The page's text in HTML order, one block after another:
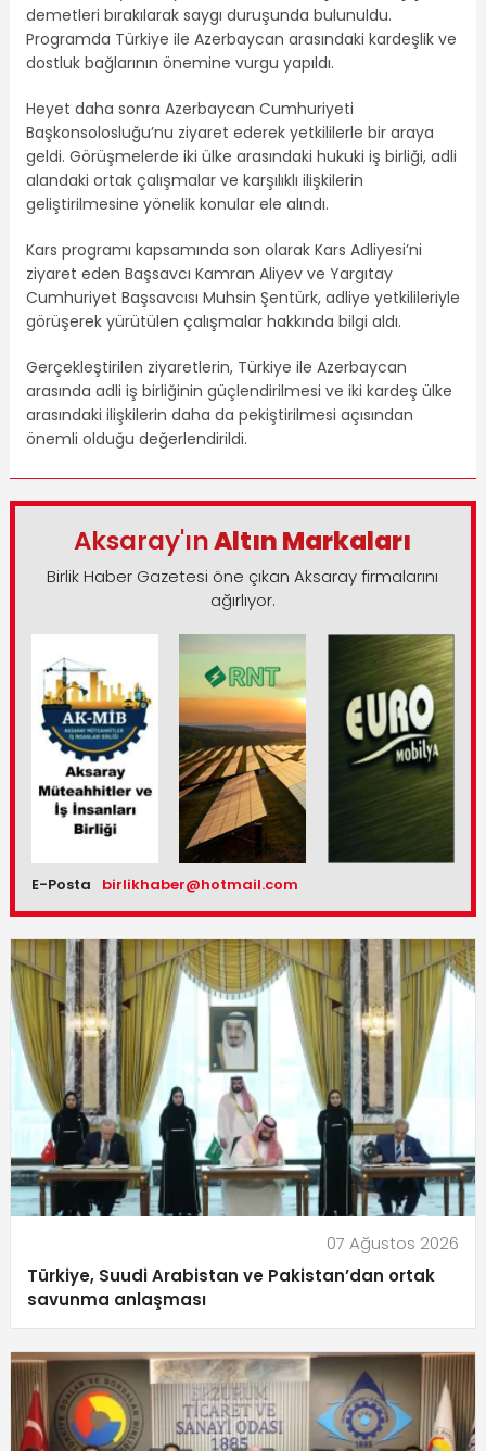
demetleri bırakılarak saygı duruşunda bulunuldu.
Programda Türkiye ile Azerbaycan arasındaki kardeşlik ve
dostluk bağlarının önemine vurgu yapıldı.
Heyet daha sonra Azerbaycan Cumhuriyeti
Başkonsolosluğu’nu ziyaret ederek yetkililerle bir araya
geldi. Görüşmelerde iki ülke arasındaki hukuki iş birliği, adli
alandaki ortak çalışmalar ve karşılıklı ilişkilerin
geliştirilmesine yönelik konular ele alındı.
Kars programı kapsamında son olarak Kars Adliyesi’ni
ziyaret eden Başsavcı Kamran Aliyev ve Yargıtay
Cumhuriyet Başsavcısı Muhsin Şentürk, adliye yetkilileriyle
görüşerek yürütülen çalışmalar hakkında bilgi aldı.
Gerçekleştirilen ziyaretlerin, Türkiye ile Azerbaycan
arasında adli iş birliğinin güçlendirilmesi ve iki kardeş ülke
arasındaki ilişkilerin daha da pekiştirilmesi açısından
önemli olduğu değerlendirildi.
Aksaray'ınAltın Markaları
Birlik Haber Gazetesi öne çıkan Aksaray firmalarını
ağırlıyor.
E-Posta birlikhaber@hotmail.com
07 Ağustos 2026
Türkiye, Suudi Arabistan ve Pakistan’dan ortak
savunma anlaşması